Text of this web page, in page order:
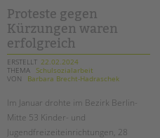
Förderzentren
Kollegs
EFöB
Schulbezogene Sozialarbeit
Tagesgruppen
HILFEN ZUR ERZIEHUNG
EINGLIEDERUNGSHILFE
Proteste gegen
Kürzungen waren
erfolgreich
ERSTELLT 22.02.2024
THEMA Schulsozialarbeit
VON
Barbara Brecht-Hadraschek
Im Januar drohte im Bezirk Berlin-
Mitte 53 Kinder- und
Jugendfreizeiteinrichtungen, 28